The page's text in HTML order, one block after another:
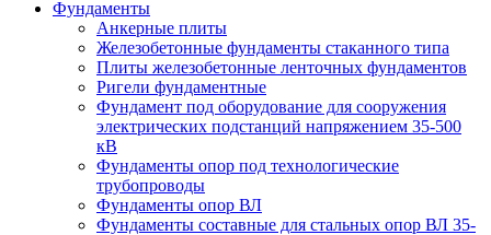
Фундаменты
Анкерные плиты
Железобетонные фундаменты стаканного типа
Плиты железобетонные ленточных фундаментов
Ригели фундаментные
Фундамент под оборудование для сооружения
электрических подстанций напряжением 35-500
кВ
Фундаменты опор под технологические
трубопроводы
Фундаменты опор ВЛ
Фундаменты составные для стальных опор ВЛ 35-